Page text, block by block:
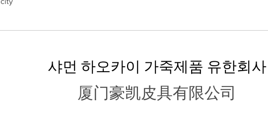
샤먼 하오카이 가죽제품 유한회사
厦门豪凯皮具有限公司